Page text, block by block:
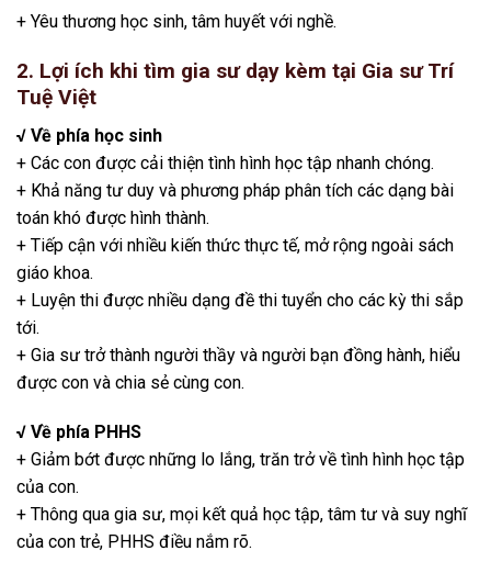
+ Yêu thương học sinh, tâm huyết với nghề.
2. Lợi ích khi tìm gia sư dạy kèm tại Gia sư Trí
Tuệ Việt
√ Về phía học sinh
+ Các con được cải thiện tình hình học tập nhanh chóng.
+ Khả năng tư duy và phương pháp phân tích các dạng bài
toán khó được hình thành.
+ Tiếp cận với nhiều kiến thức thực tế, mở rộng ngoài sách
giáo khoa.
+ Luyện thi được nhiều dạng đề thi tuyển cho các kỳ thi sắp
tới.
+ Gia sư trở thành người thầy và người bạn đồng hành, hiểu
được con và chia sẻ cùng con.
√ Về phía PHHS
+ Giảm bớt được những lo lắng, trăn trở về tình hình học tập
của con.
+ Thông qua gia sư, mọi kết quả học tập, tâm tư và suy nghĩ
của con trẻ, PHHS điều nắm rõ.